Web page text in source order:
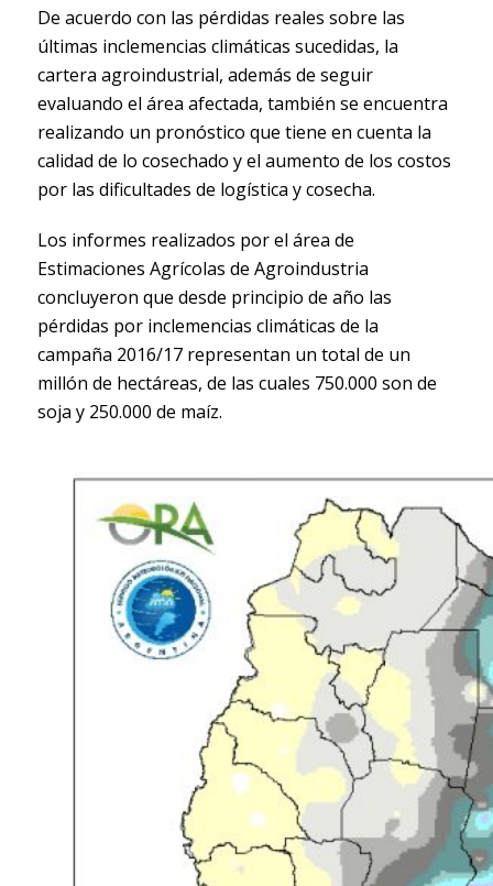
De acuerdo con las pérdidas reales sobre las
últimas inclemencias climáticas sucedidas, la
cartera agroindustrial, además de seguir
evaluando el área afectada, también se encuentra
realizando un pronóstico que tiene en cuenta la
calidad de lo cosechado y el aumento de los costos
por las dificultades de logística y cosecha.
Los informes realizados por el área de
Estimaciones Agrícolas de Agroindustria
concluyeron que desde principio de año las
pérdidas por inclemencias climáticas de la
campaña 2016/17 representan un total de un
millón de hectáreas, de las cuales 750.000 son de
soja y 250.000 de maíz.